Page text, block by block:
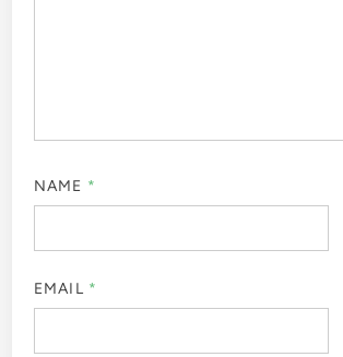
NAME *
EMAIL *